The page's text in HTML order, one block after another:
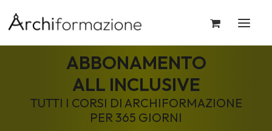
ABBONAMENTO
ALL INCLUSIVE
TUTTI I CORSI DI ARCHIFORMAZIONE
PER 365 GIORNI